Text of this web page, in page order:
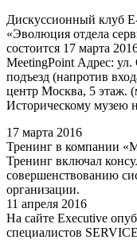
Дискуссионный клуб
«Эволюция отдела
состоится 17 марта
MeetingPoint Адрес: ул.
подъезд (напротив
центр Москва, 5 этаж.
Историческому
17 марта 2016
Тренинг в компании
Тренинг включал
совершенствованию
организации.
11 апреля 2016
На сайте Executive
специалистов